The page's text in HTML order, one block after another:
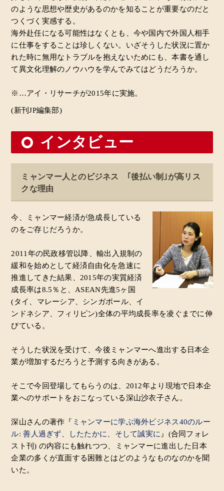
のような思想や歴史があるのかを知ることが重要なのだと
つくづく実感する。
海外赴任になる可能性はなくとも、今や国内で外国人相手
に仕事をすることは珍しくない。いざそうした状況に置か
れた時に無用なトラブルを抱えないためにも、本書を通し
て異文化理解のノウハウを学んでみてはどうだろうか。
※…アイ・リサーチが2015年に実施。
(新刊JP編集部)
インタビュー
ミャンマー人とのビジネス ｢後払い制｣が高リス
クな理由
今、ミャンマー経済が急成長している
のをご存じだろうか。
2011年の民政移管以降、輸出入規制の
緩和を始めとして経済自由化を急速に
推進してきた結果、2015年の実質経済
成長率は8.5％と、ASEAN先進5ヶ国
(タイ、マレーシア、シンガポール、イ
ンドネシア、フィリピン)全体の平均成長率を凌ぐまでに伸
びている。
そうした状況を受けて、今後ミャンマーへ進出する日本企
業が増加するだろうと予測する向きがある。
そこで今回登場してもらうのは、2012年より現地で日本企
業へのサポートをおこなっている深山沙衣子さん。
深山さんの著作『 ミャンマーに学ぶ海外ビジネス40のルー
ル: 善人過ぎず、したたかに、そして誠実に 』(合同フォレ
スト刊) の内容にも触れつつ、ミャンマーに進出した日本
企業の多くが直面する困難とはどのようなものなのかを聞
いた。